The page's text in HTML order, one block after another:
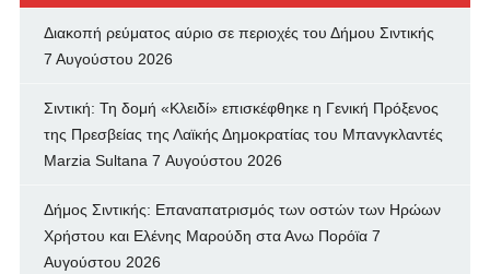
Διακοπή ρεύματος αύριο σε περιοχές του Δήμου Σιντικής
7 Αυγούστου 2026
Σιντική: Τη δομή «Κλειδί» επισκέφθηκε η Γενική Πρόξενος
της Πρεσβείας της Λαϊκής Δημοκρατίας του Μπανγκλαντές
Marzia Sultana 7 Αυγούστου 2026
Δήμος Σιντικής: Επαναπατρισμός των oστών των Ηρώων
Χρήστου και Ελένης Μαρούδη στα Ανω Πορόϊα 7
Αυγούστου 2026